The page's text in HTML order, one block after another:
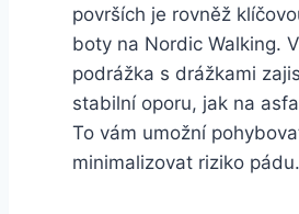
površích je rovněž
boty na Nordic Walking.
podrážka s drážkami
stabilní oporu, jak na
To vám umožní
minimalizovat riziko pádu.